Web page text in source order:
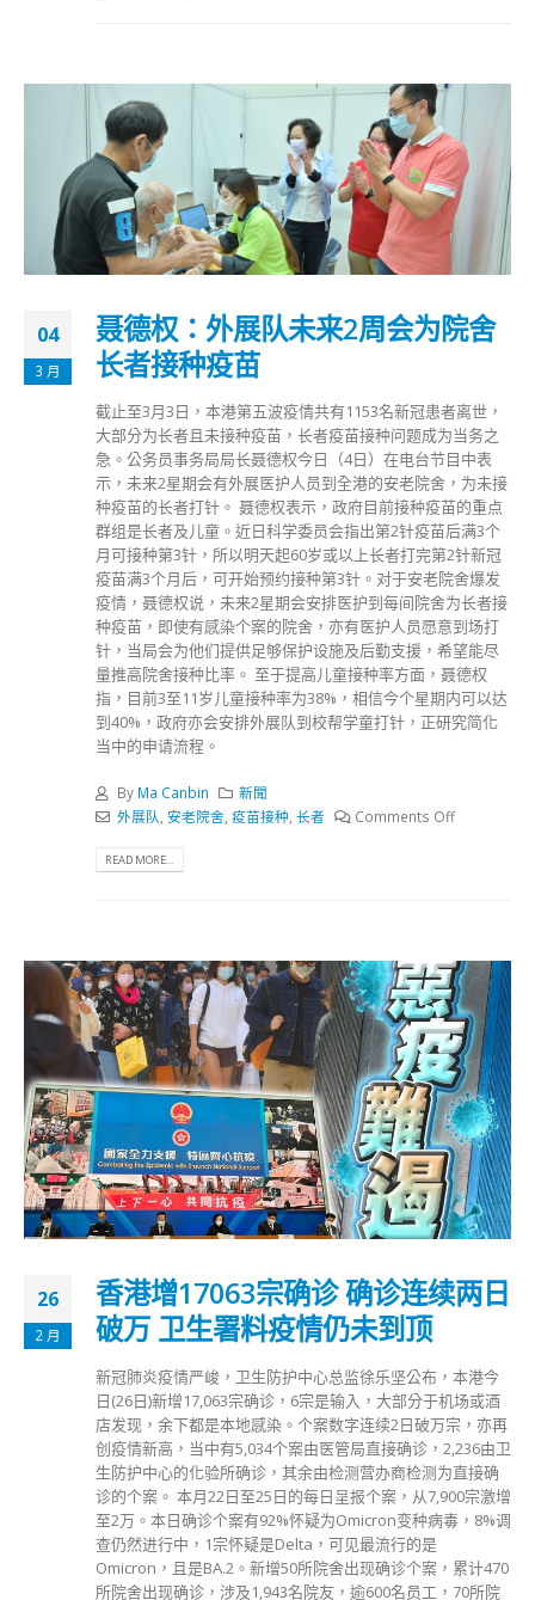
04
3 月
聂德权：外展队未来2周会为院舍
长者接种疫苗
截止至3月3日，本港第五波疫情共有1153名新冠患者离世，
大部分为长者且未接种疫苗，长者疫苗接种问题成为当务之
急。公务员事务局局长聂德权今日（4日）在电台节目中表
示，未来2星期会有外展医护人员到全港的安老院舍，为未接
种疫苗的长者打针。 聂德权表示，政府目前接种疫苗的重点
群组是长者及儿童。近日科学委员会指出第2针疫苗后满3个
月可接种第3针，所以明天起60岁或以上长者打完第2针新冠
疫苗满3个月后，可开始预约接种第3针。对于安老院舍爆发
疫情，聂德权说，未来2星期会安排医护到每间院舍为长者接
种疫苗，即使有感染个案的院舍，亦有医护人员愿意到场打
针，当局会为他们提供足够保护设施及后勤支援，希望能尽
量推高院舍接种比率。 至于提高儿童接种率方面，聂德权
指，目前3至11岁儿童接种率为38%，相信今个星期内可以达
到40%，政府亦会安排外展队到校帮学童打针，正研究简化
当中的申请流程。
By Ma Canbin
新聞
外展队 安老院舍 疫苗接种 长者 Comments Off
READ MORE...
26
2 月
香港增17063宗确诊 确诊连续两日
破万 卫生署料疫情仍未到顶
新冠肺炎疫情严峻，卫生防护中心总监徐乐坚公布，本港今
日(26日)新增17,063宗确诊，6宗是输入，大部分于机场或酒
店发现，余下都是本地感染。个案数字连续2日破万宗，亦再
创疫情新高，当中有5,034个案由医管局直接确诊，2,236由卫
生防护中心的化验所确诊，其余由检测营办商检测为直接确
诊的个案。 本月22日至25日的每日呈报个案，从7,900宗激增
至2万。本日确诊个案有92%怀疑为Omicron变种病毒，8%调
查仍然进行中，1宗怀疑是Delta，可见最流行的是
Omicron，且是BA.2。新增50所院舍出现确诊个案，累计470
所院舍出现确诊，涉及1,943名院友，逾600名员工，70所院